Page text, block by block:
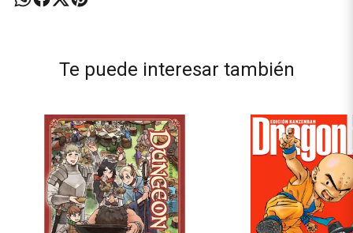
Te puede interesar también